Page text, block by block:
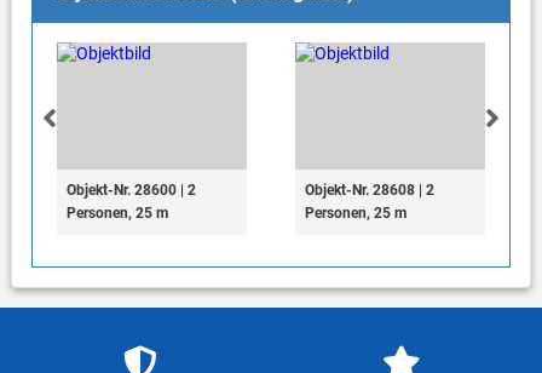
Objekt-Nr. 28600 | 2
Personen, 25 m
Objekt-Nr. 28608 | 2
Personen, 25 m